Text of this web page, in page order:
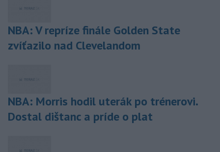
NBA: V repríze finále Golden State
zvíťazilo nad Clevelandom
NBA: Morris hodil uterák po trénerovi.
Dostal dištanc a príde o plat